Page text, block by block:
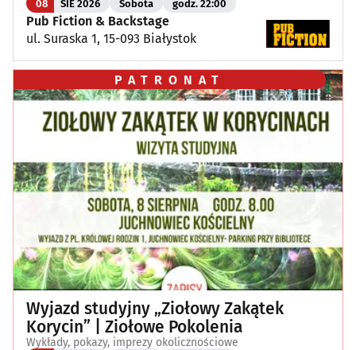
08 SIE 2026 Sobota godz. 22:00
Pub Fiction & Backstage
ul. Suraska 1, 15-093 Białystok
PATRONAT
Wyjazd studyjny „Ziołowy Zakątek
Korycin” | Ziołowe Pokolenia
Wykłady, pokazy, imprezy okolicznościowe